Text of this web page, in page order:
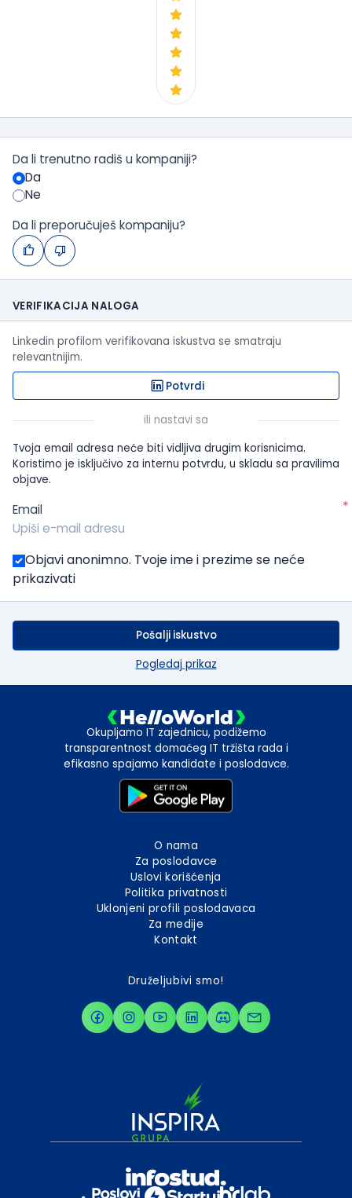
Da li trenutno radiš u kompaniji?
Da
Ne
Da li preporučuješ kompaniju?
VERIFIKACIJA NALOGA
Linkedin profilom verifikovana iskustva se smatraju
relevantnijim.
Potvrdi
ili nastavi sa
Tvoja email adresa neće biti vidljiva drugim korisnicima.
Koristimo je isključivo za internu potvrdu, u skladu sa pravilima
objave.
Email *
Objavi anonimno. Tvoje ime i prezime se neće
prikazivati
Pošalji iskustvo
Pogledaj prikaz
Okupljamo IT zajednicu, podižemo
transparentnost domaćeg IT tržišta rada i
efikasno spajamo kandidate i poslodavce.
O nama
Za poslodavce
Uslovi korišćenja
Politika privatnosti
Uklonjeni profili poslodavaca
Za medije
Kontakt
Druželjubivi smo!